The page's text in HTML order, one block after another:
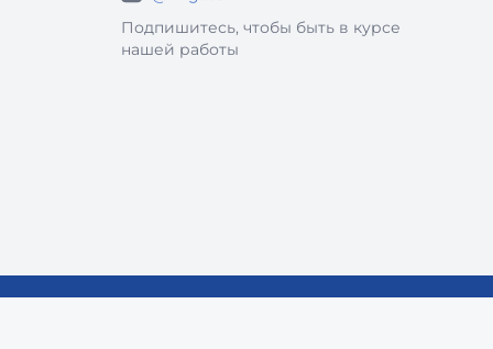
Подпишитесь, чтобы быть в курсе
нашей работы